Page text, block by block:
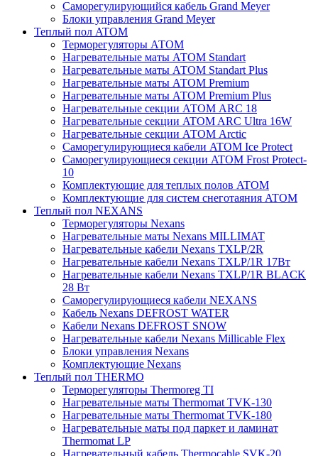
Саморегулирующийся кабель Grand Meyer
Блоки управления Grand Meyer
Теплый пол ATOM
Терморегуляторы АТОМ
Нагревательные маты АТОМ Standart
Нагревательные маты АТОМ Standart Plus
Нагревательные маты АТОМ Premium
Нагревательные маты АТОМ Premium Plus
Нагревательные секции АТОМ ARC 18
Нагревательные секции ATOM ARC Ultra 16W
Нагревательные секции АТОМ Arctic
Саморегулирующиеся кабели ATOM Ice Protect
Саморегулирующиеся секции ATOM Frost Protect-
10
Комплектующие для теплых полов ATOM
Комплектующие для систем снеготаяния ATOM
Теплый пол NEXANS
Терморегуляторы Nexans
Нагревательные маты Nexans MILLIMAT
Нагревательные кабели Nexans TXLP/2R
Нагревательные кабели Nexans TXLP/1R 17Вт
Нагревательные кабели Nexans TXLP/1R BLACK
28 Вт
Саморегулирующиеся кабели NEXANS
Кабель Nexans DEFROST WATER
Кабели Nexans DEFROST SNOW
Нагревательные кабели Nexans Millicable Flex
Блоки управления Nexans
Комплектующие Nexans
Теплый пол THERMO
Терморегуляторы Thermoreg TI
Нагревательные маты Thermomat TVK-130
Нагревательные маты Thermomat TVK-180
Нагревательные маты под паркет и ламинат
Thermomat LP
Нагревательный кабель Thermocable SVK-20